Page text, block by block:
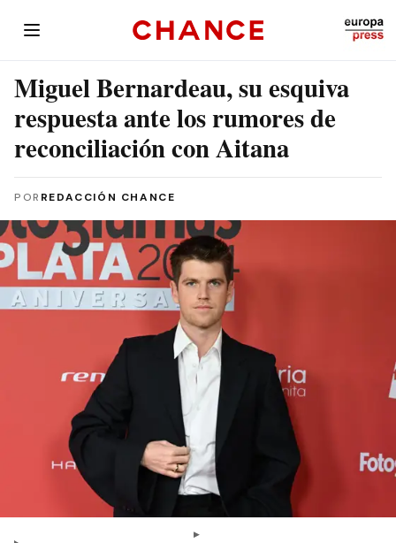
Miguel Bernardeau, su esquiva
respuesta ante los rumores de
reconciliación con Aitana
POR REDACCIÓN CHANCE